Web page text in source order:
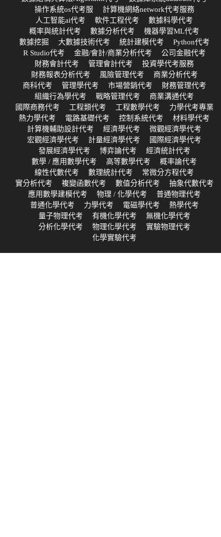
操作系統os代考服
計算機網絡network代考服務
人工智能ai代考
軟件工程代考
數據科學代考
概率與統計代考
數據分析代考
機器學習ML代考
數據挖掘
大數據技術代考 統計建模代考
Python代考
R Studio代考
金融/會計/商業分析代考
公司金融代考
財務會計代考
管理會計代考
投資學代考服務
財務報表分析代考
風險管理代考
商業分析代考
商科代考
管理學代考 市場營銷代考
財務管理代考
組織行為學代考
戰略管理代考
商業溝通代考
國際商務代考
工程類代考 工程數學代考
力學代考專業
熱力學代考
電路基礎代考 控制系統代考
材料學代考
計算機輔助設計代考
經濟學代考
微觀經濟學代考
宏觀經濟學代考
計量經濟學代考
國際經濟學代考
發展經濟學代考
博弈論代考
經濟統計代考
數學 / 應用數學代考
高等數學代考
概率論代考
線性代數代考
數理統計代考
常微分方程代考
實分析代考
複變函數代考 數值分析代考
抽象代數代考
應用數學建模代考
物理 / 化學代考
普通物理代考
普通化學代考
力學代考 電磁學代考
熱學代考
量子物理代考
有機化學代考
無機化學代考
分析化學代考
物理化學代考
實驗物理代考
化學實驗代考